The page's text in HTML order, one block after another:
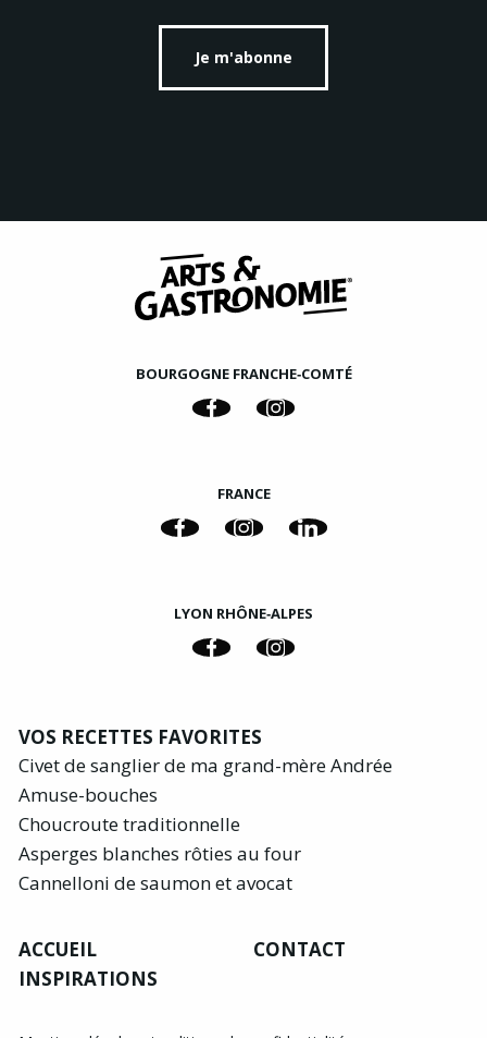
Je m'abonne
BOURGOGNE FRANCHE‑COMTÉ
FRANCE
LYON RHÔNE‑ALPES
VOS RECETTES FAVORITES
Civet de sanglier de ma grand-mère Andrée
Amuse-bouches
Choucroute traditionnelle
Asperges blanches rôties au four
Cannelloni de saumon et avocat
ACCUEIL
INSPIRATIONS
CONTACT